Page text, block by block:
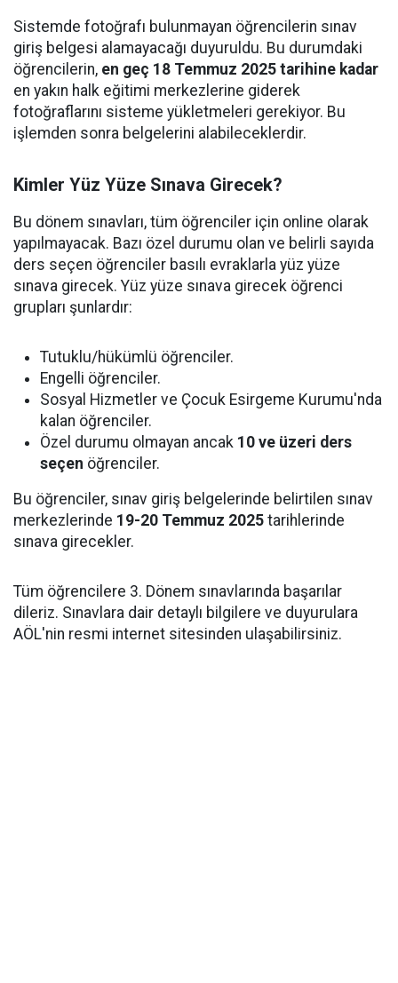
Sistemde fotoğrafı bulunmayan öğrencilerin sınav
giriş belgesi alamayacağı duyuruldu. Bu durumdaki
öğrencilerin, en geç 18 Temmuz 2025 tarihine kadar
en yakın halk eğitimi merkezlerine giderek
fotoğraflarını sisteme yükletmeleri gerekiyor. Bu
işlemden sonra belgelerini alabileceklerdir.
Kimler Yüz Yüze Sınava Girecek?
Bu dönem sınavları, tüm öğrenciler için online olarak
yapılmayacak. Bazı özel durumu olan ve belirli sayıda
ders seçen öğrenciler basılı evraklarla yüz yüze
sınava girecek. Yüz yüze sınava girecek öğrenci
grupları şunlardır:
Tutuklu/hükümlü öğrenciler.
Engelli öğrenciler.
Sosyal Hizmetler ve Çocuk Esirgeme Kurumu'nda
kalan öğrenciler.
Özel durumu olmayan ancak 10 ve üzeri ders
seçen öğrenciler.
Bu öğrenciler, sınav giriş belgelerinde belirtilen sınav
merkezlerinde 19-20 Temmuz 2025 tarihlerinde
sınava girecekler.
Tüm öğrencilere 3. Dönem sınavlarında başarılar
dileriz. Sınavlara dair detaylı bilgilere ve duyurulara
AÖL'nin resmi internet sitesinden ulaşabilirsiniz.